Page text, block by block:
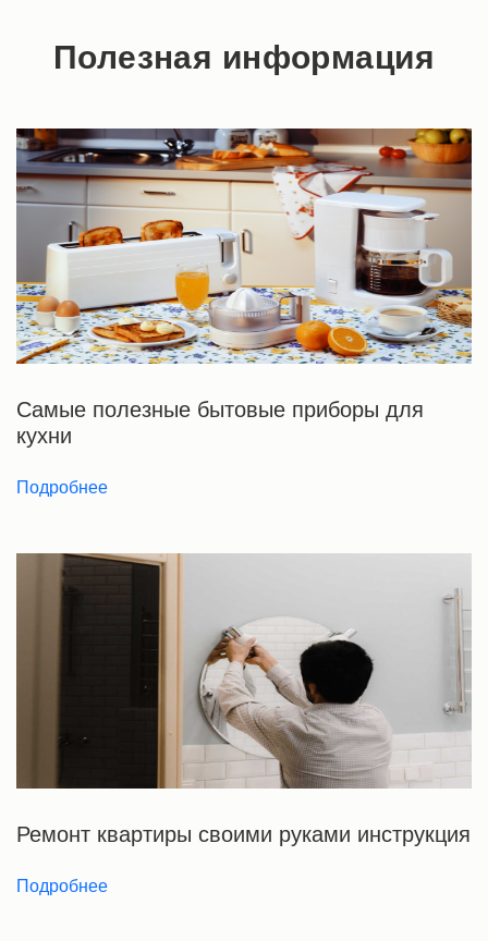
Полезная информация
Самые полезные бытовые приборы для
кухни
Подробнее
Ремонт квартиры своими руками инструкция
Подробнее